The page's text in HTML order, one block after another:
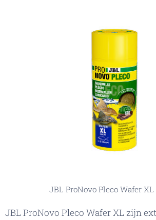
JBL ProNovo Pleco Wafer
JBL ProNovo Pleco Wafer XL zijn